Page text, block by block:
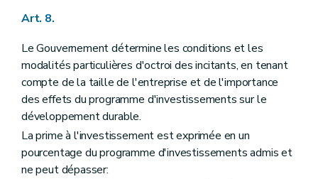
Art. 8.
Le Gouvernement détermine les conditions et les
modalités particulières d'octroi des incitants, en tenant
compte de la taille de l'entreprise et de l'importance
des effets du programme d'investissements sur le
développement durable.
La prime à l'investissement est exprimée en un
pourcentage du programme d'investissements admis et
ne peut dépasser: